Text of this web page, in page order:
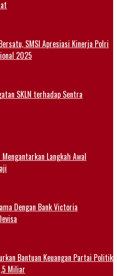
SMSI Apresiasi Kinerja Polri
2025
SKLN terhadap Sentra
Langkah Awal
Dengan Bank Victoria
Bantuan Keuangan Partai Politik
Miliar